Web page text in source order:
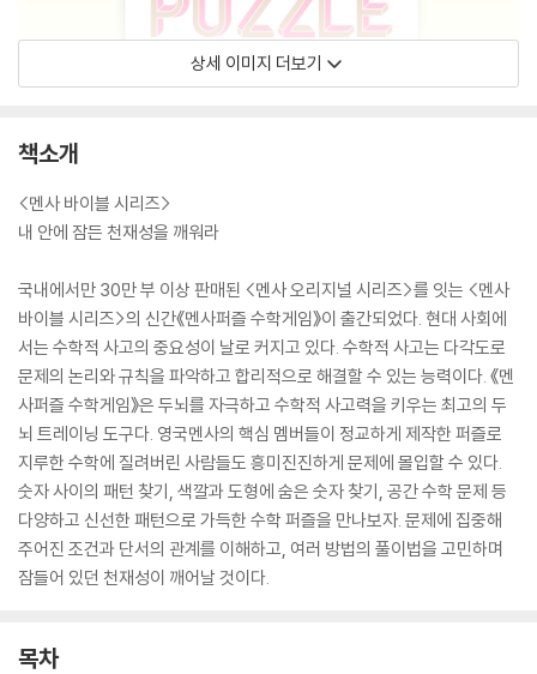
상세 이미지 더보기
책소개
<멘사 바이블 시리즈>
내 안에 잠든 천재성을 깨워라
국내에서만 30만 부 이상 판매된 <멘사 오리지널 시리즈>를 잇는 <멘사
바이블 시리즈>의 신간《멘사퍼즐 수학게임》이 출간되었다. 현대 사회에
서는 수학적 사고의 중요성이 날로 커지고 있다. 수학적 사고는 다각도로
문제의 논리와 규칙을 파악하고 합리적으로 해결할 수 있는 능력이다. 《멘
사퍼즐 수학게임》은 두뇌를 자극하고 수학적 사고력을 키우는 최고의 두
뇌 트레이닝 도구다. 영국멘사의 핵심 멤버들이 정교하게 제작한 퍼즐로
지루한 수학에 질려버린 사람들도 흥미진진하게 문제에 몰입할 수 있다.
숫자 사이의 패턴 찾기, 색깔과 도형에 숨은 숫자 찾기, 공간 수학 문제 등
다양하고 신선한 패턴으로 가득한 수학 퍼즐을 만나보자. 문제에 집중해
주어진 조건과 단서의 관계를 이해하고, 여러 방법의 풀이법을 고민하며
잠들어 있던 천재성이 깨어날 것이다.
목차